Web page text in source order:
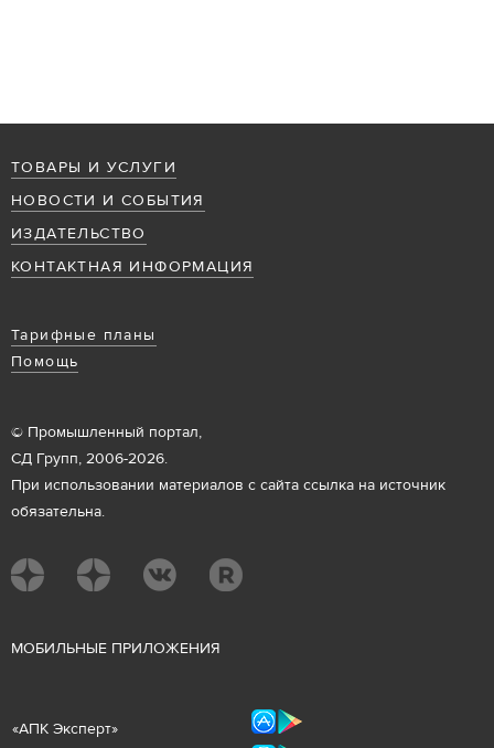
ТОВАРЫ И УСЛУГИ
НОВОСТИ И СОБЫТИЯ
ИЗДАТЕЛЬСТВО
КОНТАКТНАЯ ИНФОРМАЦИЯ
Тарифные планы
Помощь
© Промышленный портал,
СД Групп, 2006-2026.
При использовании материалов с сайта ссылка на источник
обязательна.
МОБИЛЬНЫЕ ПРИЛОЖЕНИЯ
«АПК Эксперт»